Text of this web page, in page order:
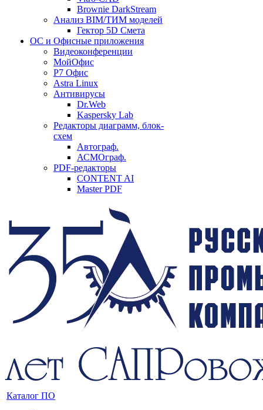
Brownie DarkStream
Анализ BIM/ТИМ моделей
Гектор 5D Смета
ОС и Офисные приложения
Видеоконференции
МойОфис
P7 Офис
Astra Linux
Антивирусы
Dr.Web
Kaspersky Lab
Редакторы диаграмм, блок-
схем
Автограф.
АСМОграф.
PDF-редакторы
CONTENT AI
Master PDF
Каталог ПО